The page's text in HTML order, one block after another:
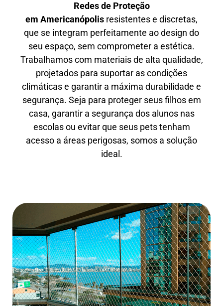
Redes de Proteção
em Americanópolis resistentes e discretas,
que se integram perfeitamente ao design do
seu espaço, sem comprometer a estética.
Trabalhamos com materiais de alta qualidade,
projetados para suportar as condições
climáticas e garantir a máxima durabilidade e
segurança. Seja para proteger seus filhos em
casa, garantir a segurança dos alunos nas
escolas ou evitar que seus pets tenham
acesso a áreas perigosas, somos a solução
ideal.